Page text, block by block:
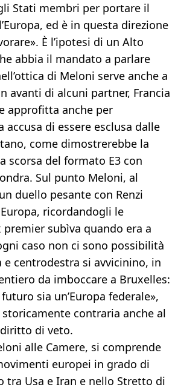
Stati membri per portare il
ed è in questa direzione
È l’ipotesi di un Alto
abbia il mandato a parlare
di Meloni serve anche a
avanti di alcuni partner, Francia
approfitta anche per
accusa di essere esclusa dalle
come dimostrerebbe la
scorsa del formato E3 con
Sul punto Meloni, al
duello pesante con Renzi
ricordandogli le
premier subìva quando era a
caso non ci sono possibilità
centrodestra si avvicinino, in
da imboccare a Bruxelles:
sia un’Europa federale»,
contraria anche al
di veto.
alle Camere, si comprende
europei in grado di
tra Usa e Iran e nello Stretto di